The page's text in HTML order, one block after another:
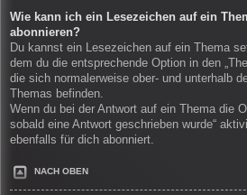
Wie kann ich ein Lesezeichen auf ein
abonnieren?
Du kannst ein Lesezeichen auf ein Thema
dem du die entsprechende Option in den
die sich normalerweise ober- und unterhalb
Themas befinden.
Wenn du bei der Antwort auf ein Thema die
sobald eine Antwort geschrieben wurde“
ebenfalls für dich abonniert.
NACH OBEN